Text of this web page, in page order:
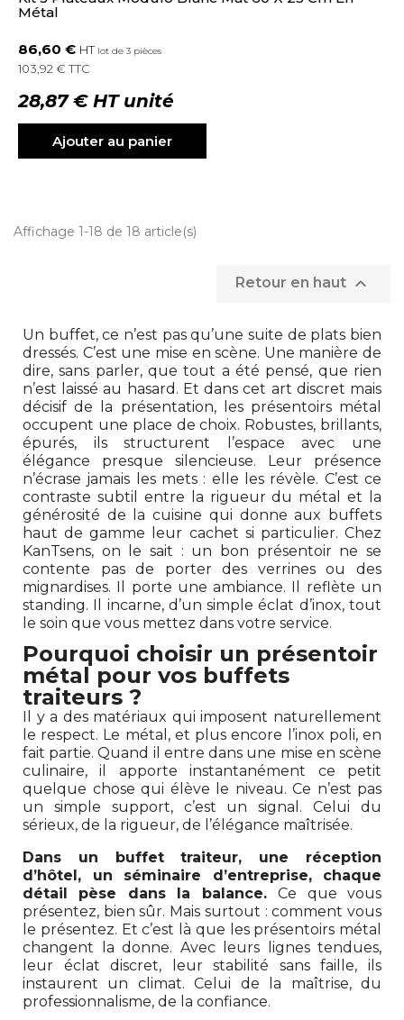
Métal
86,60 € HT lot de 3 pièces
103,92 € TTC
28,87 € HT unité
Ajouter au panier
Affichage 1-18 de 18 article(s)
Retour en haut 
Un buffet, ce n’est pas qu’une suite de plats bien
dressés. C’est une mise en scène. Une manière de
dire, sans parler, que tout a été pensé, que rien
n’est laissé au hasard. Et dans cet art discret mais
décisif de la présentation, les présentoirs métal
occupent une place de choix. Robustes, brillants,
épurés, ils structurent l’espace avec une
élégance presque silencieuse. Leur présence
n’écrase jamais les mets : elle les révèle. C’est ce
contraste subtil entre la rigueur du métal et la
générosité de la cuisine qui donne aux buffets
haut de gamme leur cachet si particulier. Chez
KanTsens, on le sait : un bon présentoir ne se
contente pas de porter des verrines ou des
mignardises. Il porte une ambiance. Il reflète un
standing. Il incarne, d’un simple éclat d’inox, tout
le soin que vous mettez dans votre service.
Pourquoi choisir un présentoir
métal pour vos buffets
traiteurs ?
Il y a des matériaux qui imposent naturellement
le respect. Le métal, et plus encore l’inox poli, en
fait partie. Quand il entre dans une mise en scène
culinaire, il apporte instantanément ce petit
quelque chose qui élève le niveau. Ce n’est pas
un simple support, c’est un signal. Celui du
sérieux, de la rigueur, de l’élégance maîtrisée.
Dans un buffet traiteur, une réception
d’hôtel, un séminaire d’entreprise, chaque
détail pèse dans la balance.Ce que vous
présentez, bien sûr. Mais surtout : comment vous
le présentez. Et c’est là que les présentoirs métal
changent la donne. Avec leurs lignes tendues,
leur éclat discret, leur stabilité sans faille, ils
instaurent un climat. Celui de la maîtrise, du
professionnalisme, de la confiance.